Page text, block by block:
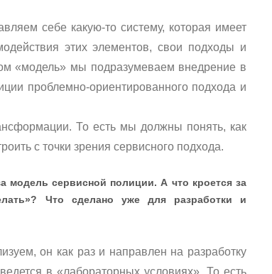
себе какую-то систему, которая имеет
этих элементов, свои подходы и
«модель» мы подразумеваем внедрение в
проблемно-ориентированного подхода и
То есть мы должны понять, как
с точки зрения сервисного подхода.
модель сервисной полиции. А что кроется за
Что сделано уже для разработки и
он как раз и направлен на разработку
в «лабораторных условиях». То есть